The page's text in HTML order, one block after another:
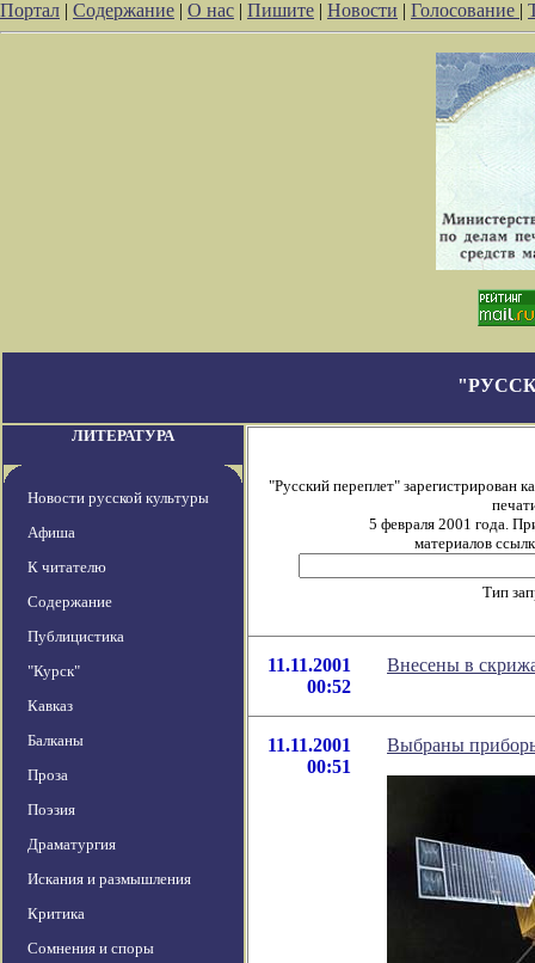
Портал | Содержание | О нас | Пишите | Новости | Голосование |
ЛИТЕРАТУРА
Новости русской культуры
Афиша
К читателю
Содержание
Публицистика
"Курск"
Кавказ
Балканы
Проза
Поэзия
Драматургия
Искания и размышления
Критика
Сомнения и споры
"Русский переплет" зарегистрирован
5 февраля 2001 года.
материалов
Тип
11.11.2001
00:52
Внесены в
11.11.2001
00:51
Выбраны